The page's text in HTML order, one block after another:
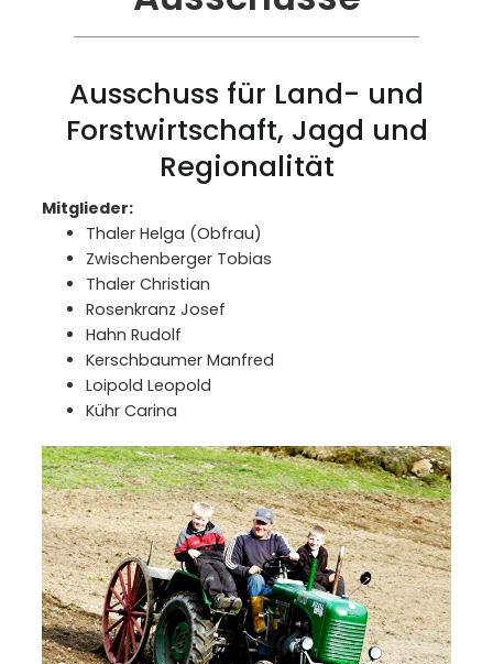
Ausschuss für Land- und
Forstwirtschaft, Jagd und
Regionalität
Mitglieder:
Thaler Helga (Obfrau)
Zwischenberger Tobias
Thaler Christian
Rosenkranz Josef
Hahn Rudolf
Kerschbaumer Manfred
Loipold Leopold
Kühr Carina